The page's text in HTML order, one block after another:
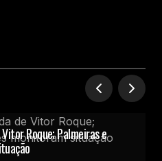
Roque; Palmeiras e